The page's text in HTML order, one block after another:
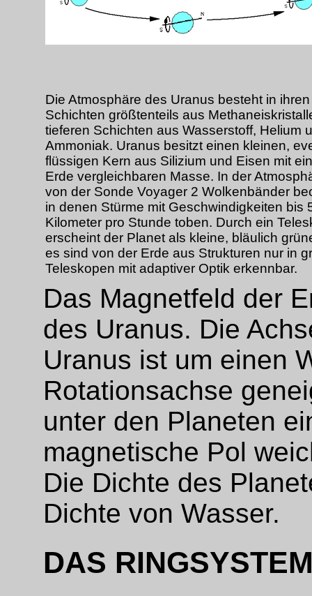
Die Atmosphäre des Uranus besteht in
Schichten größtenteils aus
tieferen Schichten aus Wasserstoff, Helium
Ammoniak. Uranus besitzt einen kleinen,
flüssigen Kern aus Silizium und Eisen mit
Erde vergleichbaren Masse. In der
von der Sonde Voyager 2 Wolkenbänder
in denen Stürme mit Geschwindigkeiten bis
Kilometer pro Stunde toben. Durch ein
erscheint der Planet als kleine, bläulich
es sind von der Erde aus Strukturen nur in
Teleskopen mit adaptiver Optik erkennbar.
Das Magnetfeld der
des Uranus. Die
Uranus ist um einen
Rotationsachse
unter den Planeten
magnetische Pol
Die Dichte des
Dichte von Wasser.
DAS